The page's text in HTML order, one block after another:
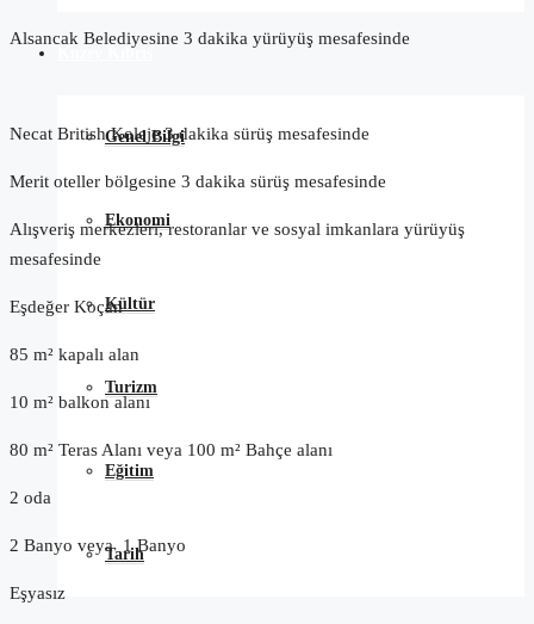
Kuzey Kıbrıs
Genel Bilgi
Ekonomi
Kültür
Turizm
Eğitim
Tarih
Alsancak Belediyesine 3 dakika yürüyüş mesafesinde
Necat British Koleje 3 dakika sürüş mesafesinde
Merit oteller bölgesine 3 dakika sürüş mesafesinde
Alışveriş merkezleri, restoranlar ve sosyal imkanlara yürüyüş
mesafesinde
Eşdeğer Koçan
85 m² kapalı alan
10 m² balkon alanı
80 m² Teras Alanı veya 100 m² Bahçe alanı
2 oda
2 Banyo veya 1 Banyo
Eşyasız